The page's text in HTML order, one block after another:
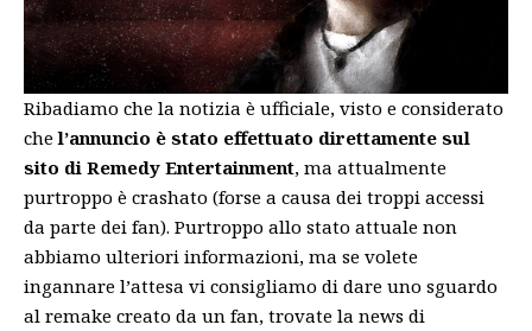
Ribadiamo che la notizia è ufficiale, visto e considerato
chel’annuncio è stato effettuato direttamente sul
sito di Remedy Entertainment, ma attualmente
purtroppo è crashato (forse a causa dei troppi accessi
da parte dei fan). Purtroppo allo stato attuale non
abbiamo ulteriori informazioni, ma se volete
ingannare l’attesa vi consigliamo di dare uno sguardo
al remake creato da un fan, trovate la news di